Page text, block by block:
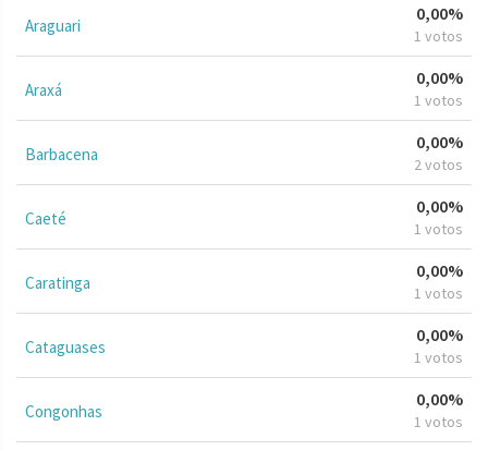
Araguari
0,00%
1 votos
Araxá
0,00%
1 votos
Barbacena
0,00%
2 votos
Caeté
0,00%
1 votos
Caratinga
0,00%
1 votos
Cataguases
0,00%
1 votos
Congonhas
0,00%
1 votos